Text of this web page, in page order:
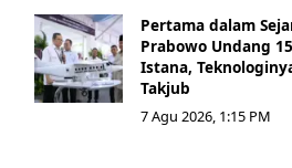
Pertama dalam
Prabowo Undang
Istana,
Takjub
7 Agu 2026, 1:15 PM